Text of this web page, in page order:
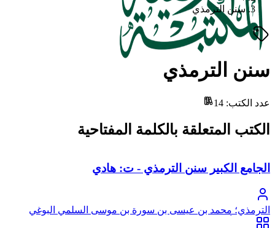
سنن الترمذي
سنن الترمذي
عدد الكتب:
14
الكتب المتعلقة بالكلمة المفتاحية
الجامع الكبير سنن الترمذي - ت: هادي
الترمذي؛ محمد بن عيسى بن سورة بن موسى السلمي البوغي
الترمذي، أبو عيسى